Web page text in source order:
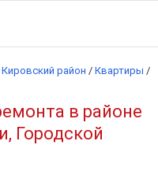
Кировский район / Квартиры /
в районе
Городской